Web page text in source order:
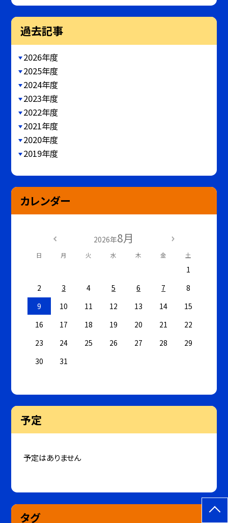
過去記事
2026年度
2025年度
2024年度
2023年度
2022年度
2021年度
2020年度
2019年度
カレンダー
2026年8月
日 月 火 水 木 金 土
1
2
3 4 5 6 7
8
9
10 11 12 13 14
15
16
17 18 19 20 21
22
23
24 25 26 27 28
29
30
31
予定
予定はありません
タグ